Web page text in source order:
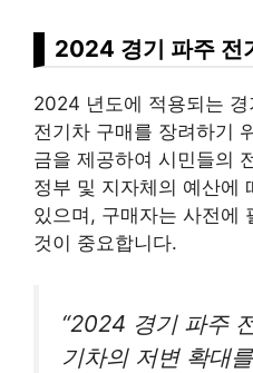
2024 경기 파주 전
2024 년도에 적용되는
전기차 구매를 장려하기
금을 제공하여 시민들의
정부 및 지자체의 예산에
있으며, 구매자는 사전에
것이 중요합니다.
“2024 경기 파주
기차의 저변 확대